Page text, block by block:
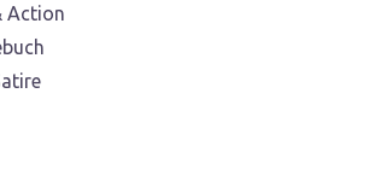
Action